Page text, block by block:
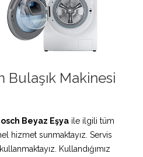
Makinesi
Beyaz Eşya ile ilgili tüm
hizmet sunmaktayız. Servis
Kullandığımız